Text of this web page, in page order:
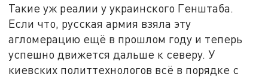
Такие уж реалии у украинского Генштаба.
Если что, русская армия взяла эту
агломерацию ещё в прошлом году и теперь
успешно движется дальше к северу. У
киевских политтехнологов всё в порядке с